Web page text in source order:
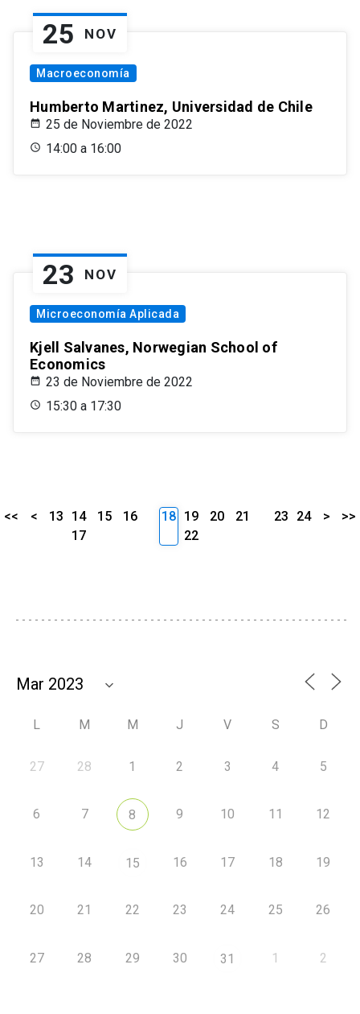
25 NOV
Macroeconomía
Humberto Martinez, Universidad de Chile
25 de Noviembre de 2022
14:00 a 16:00
23 NOV
Microeconomía Aplicada
Kjell Salvanes, Norwegian School of
Economics
23 de Noviembre de 2022
15:30 a 17:30
<< < 13 14 15
16
17
18 19 20
21
22
23 24 > >>
L M M J V S D
27 28 1 2 3 4 5
6 7 8 9 10 11 12
13 14 15 16 17 18 19
20 21 22 23 24 25 26
27 28 29 30 31 1 2